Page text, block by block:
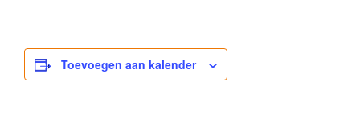
Toevoegen aan kalender